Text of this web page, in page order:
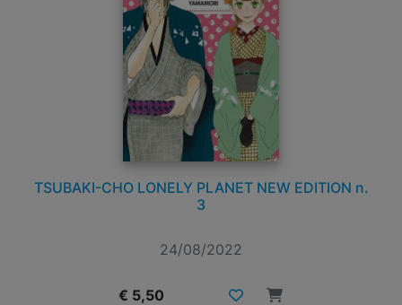
TSUBAKI-CHO LONELY PLANET NEW EDITION n.
3
24/08/2022
€ 5,50